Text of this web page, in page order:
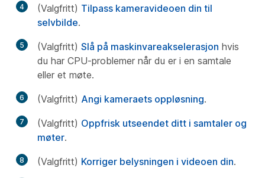
4 (Valgfritt) Tilpass kameravideoen din til
selvbilde.
5 (Valgfritt) Slå på maskinvareakselerasjon hvis
du har CPU-problemer når du er i en samtale
eller et møte.
6 (Valgfritt) Angi kameraets oppløsning.
7 (Valgfritt) Oppfrisk utseendet ditt i samtaler og
møter.
8 (Valgfritt) Korriger belysningen i videoen din.